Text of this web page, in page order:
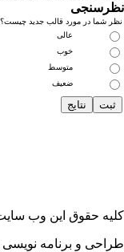
شما در مورد قالب جدید چیست؟
عالی
خوب
متوسط
ضعیف
حقوق این وب سایت
و برنامه نویسی :